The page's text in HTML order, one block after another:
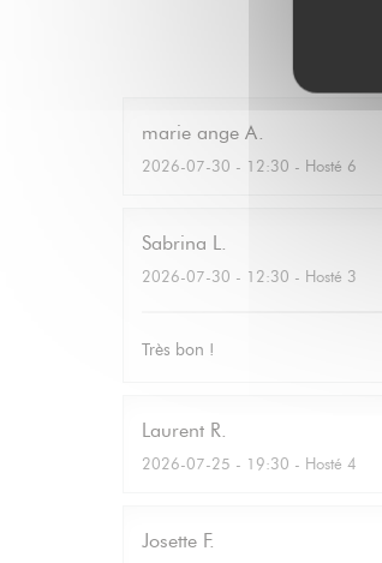
marie ange A
2026-07-30 - 12:30 - Hosté 6
Sabrina L
2026-07-30 - 12:30 - Hosté 3
Très bon !
Laurent R
2026-07-25 - 19:30 - Hosté 4
Josette F